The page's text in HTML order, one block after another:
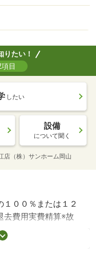
りたい！
目
したい
設備
について聞く
店（株）サンホーム岡山
００％または１２
費用実費精算※故
ヶ月５５０円（税
円（税込）、退去時